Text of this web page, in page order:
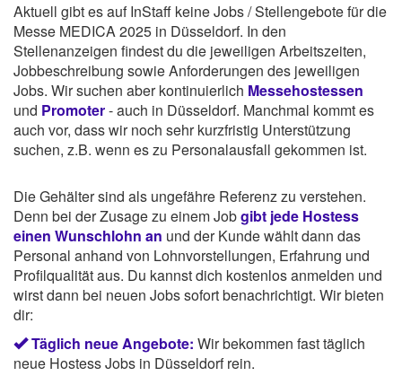
Aktuell gibt es auf InStaff keine Jobs / Stellengebote für die
Messe MEDICA 2025 in Düsseldorf. In den
Stellenanzeigen findest du die jeweiligen Arbeitszeiten,
Jobbeschreibung sowie Anforderungen des jeweiligen
Jobs. Wir suchen aber kontinuierlich Messehostessen
und Promoter- auch in Düsseldorf. Manchmal kommt es
auch vor, dass wir noch sehr kurzfristig Unterstützung
suchen, z.B. wenn es zu Personalausfall gekommen ist.
Die Gehälter sind als ungefähre Referenz zu verstehen.
Denn bei der Zusage zu einem Jobgibt jede Hostess
einen Wunschlohn an und der Kunde wählt dann das
Personal anhand von Lohnvorstellungen, Erfahrung und
Profilqualität aus. Du kannst dich kostenlos anmelden und
wirst dann bei neuen Jobs sofort benachrichtigt. Wir bieten
dir:
Täglich neue Angebote: Wir bekommen fast täglich
neue Hostess Jobs in Düsseldorf rein.